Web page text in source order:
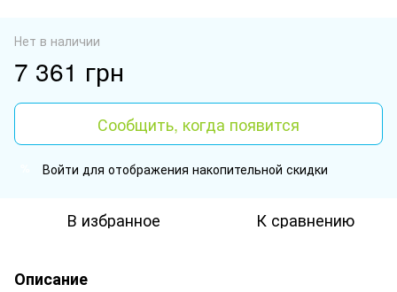
Нет в наличии
7 361 грн
Сообщить, когда появится
Войти для отображения накопительной скидки
В избранное К сравнению
Описание